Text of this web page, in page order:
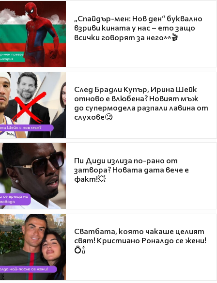
„Спайдър-мен: Нов ден“ буквално
взриви кината у нас – ето защо
всички говорят за него👀🎬
След Брадли Купър, Ирина Шейк
отново е влюбена? Новият мъж
до супермодела разпали лавина от
слухове🧐
Пи Диди излиза по-рано от
затвора? Новата дата вече е
факт!💥
Сватбата, която чакаше целият
свят! Кристиано Роналдо се жени!
💍🍾